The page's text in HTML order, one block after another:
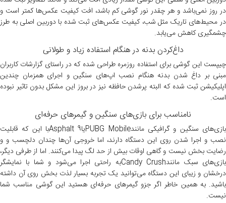
در روز نمی‌باشد و هر چقدر نور گوشی کم باشد، افت کیفیت عکس‌ها کمتر است و
در محیط‌های تاریک مثل شب، کیفیت عکس‌های ثبت شده با دوربین اصلی به طرز
چشمگیری کاهش می‌یابد.
داغ‌کردن بدنه در هنگام استفاده زیاد و طولانی
چیپست این گوشی برای استفاده روزمره طراحی شده که در راستای گزارشات کاربران
مبنی بر داغ شدن بدنه هنگام نصب اپ‌های سنگین و اجرای همزمان چندین
اپلیکیشن ثبت شده که البته پرشدن حافظه نیز در بروز این مشکل بدون تاثیر نبوده
است.
نامناسب برای بازی‌های سنگین و گیمرهای حرفه‌ای
بازی‌های سنگین و گرافیکی مانندPUBG MobileیاAsphalt 9با این که قابلیت
نصب و اجرا شدن روی این دستگاه دارند، اما خروجی آن‌ها چندان دلچسب و و
رضایت بخش نیست و گاهی اوقات بیش از حد لگ پیدا می‌کنند. اما از طرفی دیگر،
بازی‌های سبک مانندCandy Crushبه راحتی اجرا می‌شود و شما با نمایشگر
درخشان و زیبای این دستگاه می‌توانید یک تجربه بسیار لذت بخش روی آن داشته
باشید. به همین خاطر اگر جزو گیمرهای حرفه‌ای هستید این گوشی مناسب شما
نیست.